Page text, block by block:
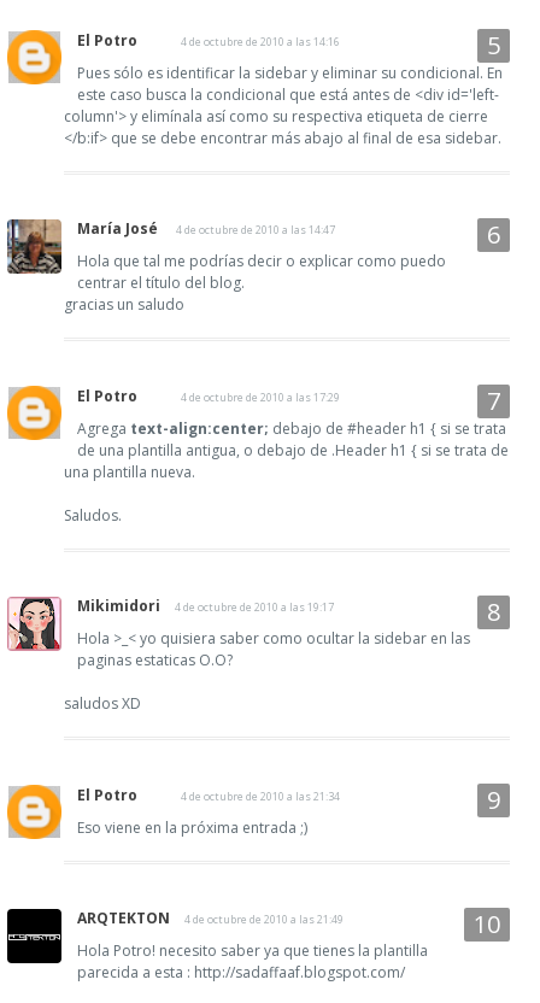
El Potro 4 de octubre de 2010 a las 14:16
Pues sólo es identificar la sidebar y eliminar su condicional. En
este caso busca la condicional que está antes de <div id='left-
column'> y elimínala así como su respectiva etiqueta de cierre
</b:if> que se debe encontrar más abajo al final de esa sidebar.
María José 4 de octubre de 2010 a las 14:47
Hola que tal me podrías decir o explicar como puedo
centrar el título del blog.
gracias un saludo
El Potro 4 de octubre de 2010 a las 17:29
Agrega text-align:center; debajo de #header h1 { si se trata
de una plantilla antigua, o debajo de .Header h1 { si se trata de
una plantilla nueva.
Saludos.
Mikimidori 4 de octubre de 2010 a las 19:17
Hola >_< yo quisiera saber como ocultar la sidebar en las
paginas estaticas O.O?
saludos XD
El Potro 4 de octubre de 2010 a las 21:34
Eso viene en la próxima entrada ;)
ARQTEKTON 4 de octubre de 2010 a las 21:49
Hola Potro! necesito saber ya que tienes la plantilla
parecida a esta : http://sadaffaaf.blogspot.com/